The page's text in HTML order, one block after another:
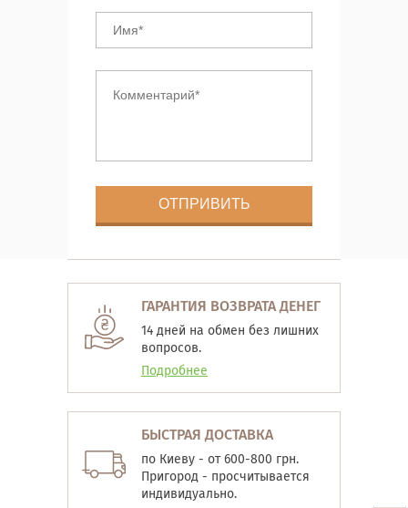
ГАРАНТИЯ ВОЗВРАТА ДЕНЕГ
14 дней на обмен без лишних
вопросов.
Подробнее
БЫСТРАЯ ДОСТАВКА
по Киеву - от 600-800 грн.
Пригород - просчитывается
индивидуально.